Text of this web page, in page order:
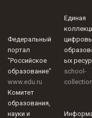
Федеральный
портал
"Российское
образование"
www.edu.ru
Единая
ых
school-
Комитет
образования,
науки и